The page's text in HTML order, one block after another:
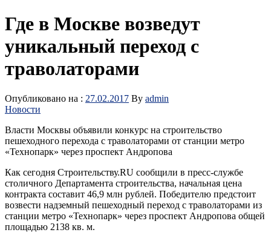
Где в Москве возведут
уникальный переход с
траволаторами
Опубликовано на : 27.02.2017 By admin
Новости
Власти Москвы объявили конкурс на строительство
пешеходного перехода с траволаторами от станции метро
«Технопарк» через проспект Андропова
Как сегодня Строительству.RU сообщили в пресс-службе
столичного Департамента строительства, начальная цена
контракта составит 46,9 млн рублей. Победителю предстоит
возвести надземный пешеходный переход с траволаторами из
станции метро «Технопарк» через проспект Андропова общей
площадью 2138 кв. м.